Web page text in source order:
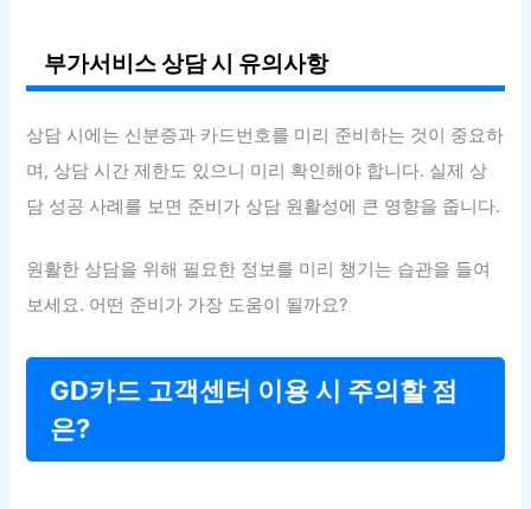
부가서비스 상담 시 유의사항
상담 시에는 신분증과 카드번호를 미리 준비하는 것이 중요하
며, 상담 시간 제한도 있으니 미리 확인해야 합니다. 실제 상
담 성공 사례를 보면 준비가 상담 원활성에 큰 영향을 줍니다.
원활한 상담을 위해 필요한 정보를 미리 챙기는 습관을 들여
보세요. 어떤 준비가 가장 도움이 될까요?
GD카드 고객센터 이용 시 주의할 점
은?